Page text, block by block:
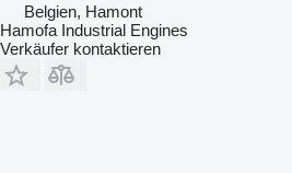
Belgien, Hamont
Hamofa Industrial Engines
Verkäufer kontaktieren